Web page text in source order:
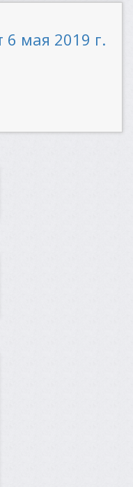
6 мая 2019 г.